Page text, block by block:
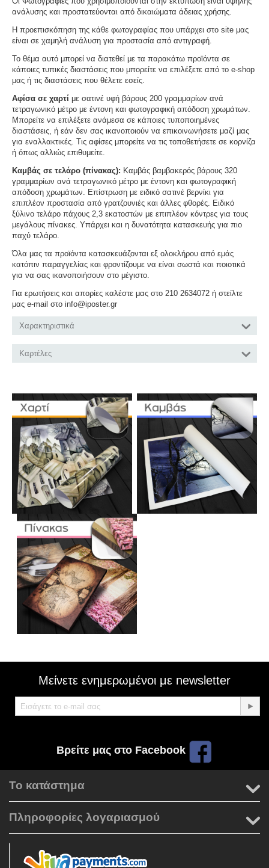
ανάλυσης και προστατεύονται από δικαιώματα άδειας χρήσης.
Η προεπισκόπηση της κάθε φωτογραφίας που υπάρχει στο site μας
είναι σε χαμηλή ανάλυση για προστασία από αντιγραφή.
Το θέμα αυτό μπορεί να διατεθεί με τα παρακάτω προϊόντα σε
κάποιες τυπικές διαστάσεις που μπορείτε να επιλέξετε από το e-shop
μας ή τις διαστάσεις που θέλετε εσείς.
Αφίσα σε χαρτί με σατινέ υφή βάρους 200 γραμμαρίων ανά
τετραγωνικό μέτρο με έντονη και φωτογραφική απόδοση χρωμάτων.
Μπορείτε να επιλέξετε ανάμεσα σε κάποιες τυποποιημένες
διαστάσεις, ή εάν δεν σας ικανοποιούν να επικοινωνήσετε μαζί μας
για εναλλακτικές. Τις αφίσες μπορείτε να τις τοποθετήσετε σε κορνίζα
ή όπως αλλιώς επιθυμείτε.
Καμβάς σε τελάρο (πίνακας): Καμβάς βαμβακερός βάρους 320
γραμμαρίων ανά τετραγωνικό μέτρο με έντονη και φωτογραφική
απόδοση χρωμάτων. Επίστρωση με ειδικό σατινέ βερνίκι για
επιπλέον προστασία από γρατζουνιές και άλλες φθορές. Ειδικό
ξύλινο τελάρο πάχους 2,3 εκατοστών με επιπλέον κόντρες για τους
μεγάλους πίνακες. Υπάρχει και η δυνατότητα κατασκευής για πιο
παχύ τελάρο.
Όλα μας τα προϊόντα κατασκευάζονται εξ ολοκλήρου από εμάς
κατόπιν παραγγελίας και φροντίζουμε να είναι σωστά και ποιοτικά
για να σας ικανοποιήσουν στο μέγιστο.
Για ερωτήσεις και απορίες καλέστε μας στο 210 2634072 ή στείλτε
μας e-mail στο info@iposter.gr
Χαρακτηριστικά
Καρτέλες
Μείνετε ενημερωμένοι με newsletter
Βρείτε μας στο Facebook
Το κατάστημα
Πληροφορίες λογαριασμού